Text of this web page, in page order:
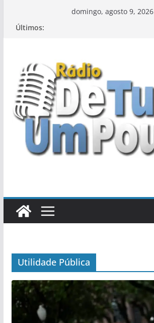
domingo, agosto 9, 2026
Últimos:
Utilidade Pública